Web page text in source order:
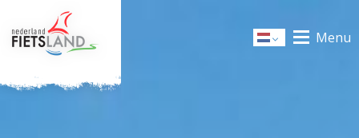
Dutch Menu